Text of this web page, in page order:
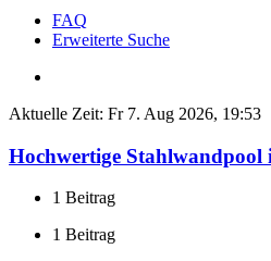
FAQ
Erweiterte Suche
Aktuelle Zeit: Fr 7. Aug 2026, 19:53
Hochwertige
1 Beitrag
1 Beitrag